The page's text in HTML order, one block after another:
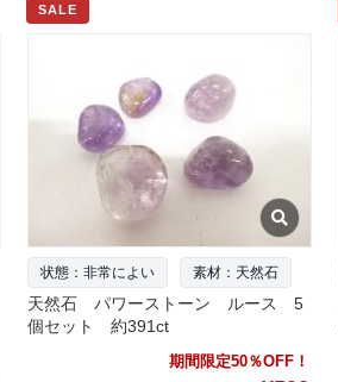
SALE
状態：非常によい 素材：天然石
天然石 パワーストーン ルース 5
個セット 約391ct
期間限定50％OFF！